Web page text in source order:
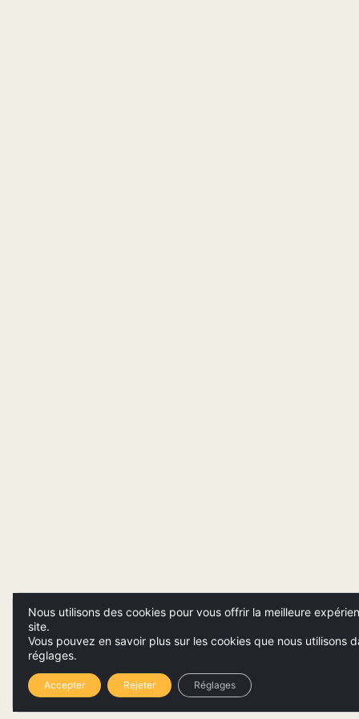
Nous utilisons des cookies pour vous offrir la meilleure
site.
Vous pouvez en savoir plus sur les cookies que nous utilisons
réglages.
Accepter Rejeter Réglages